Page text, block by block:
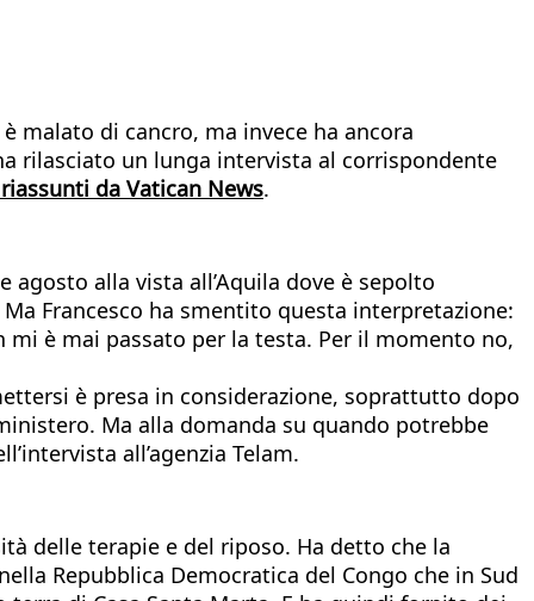
malato di cancro, ma invece ha ancora
rilasciato un lunga intervista al corrispondente
da Vatican News.
alla vista all’Aquila dove è sepolto
Francesco ha smentito questa interpretazione:
mi è mai passato per la testa. Per il momento no,
è presa in considerazione, soprattutto dopo
Ma alla domanda su quando potrebbe
all’agenzia Telam.
delle terapie e del riposo. Ha detto che la
Repubblica Democratica del Congo che in Sud